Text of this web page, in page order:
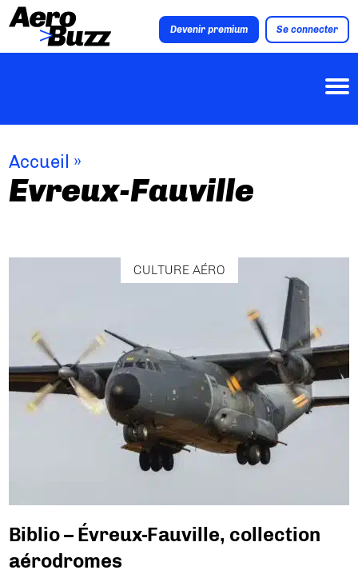
Devenir premium Se connecter
Accueil »
Evreux-Fauville
CULTURE AÉRO
Biblio – Évreux-Fauville, collection
aérodromes